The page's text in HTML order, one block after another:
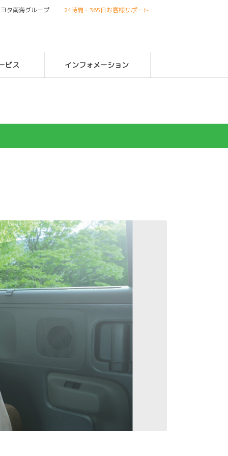
ビス インフォメーション
タ南海グループ 24時間・365日お客様サポート